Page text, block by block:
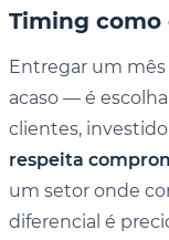
Timing
Entregar um mês
acaso — é
clientes,
respeita
um setor onde
diferencial é